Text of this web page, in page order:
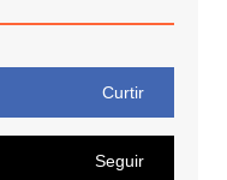
Curtir
Seguir